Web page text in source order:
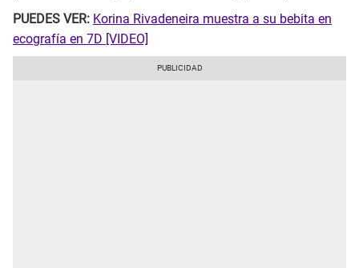
PUEDES VER: Korina Rivadeneira muestra a su bebita en
ecografía en 7D [VIDEO]